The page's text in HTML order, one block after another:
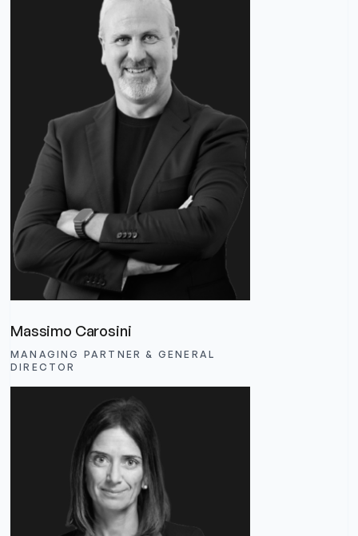
Massimo Carosini
MANAGING PARTNER & GENERAL
DIRECTOR